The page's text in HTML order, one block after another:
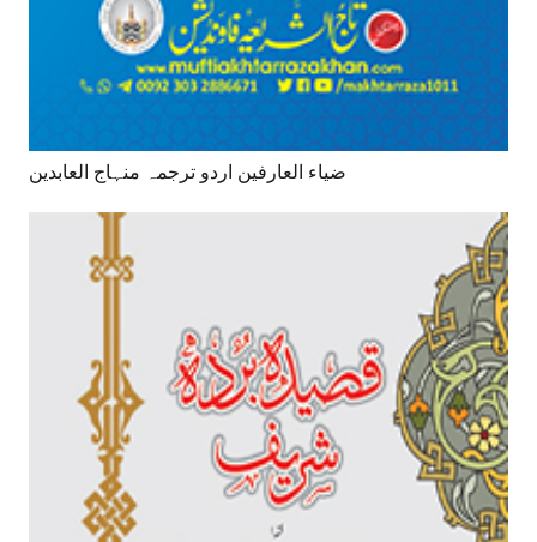
ضیاء العارفین اردو ترجمہ منہاج العابدین